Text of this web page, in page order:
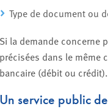
Type de document ou
Si la demande concerne
précisées dans le même
bancaire (débit ou crédit).
Un service public